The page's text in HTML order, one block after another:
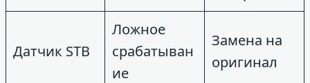
Датчик STB
Ложное
срабатыван
ие
Замена на
оригинал